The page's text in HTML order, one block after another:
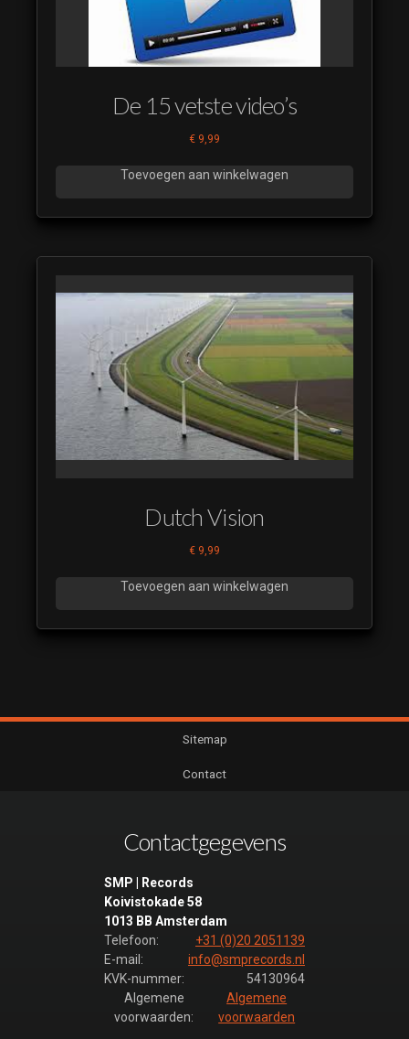
De 15 vetste video’s
€ 9,99
Toevoegen aan winkelwagen
Dutch Vision
€ 9,99
Toevoegen aan winkelwagen
Sitemap
Contact
Contactgegevens
SMP | Records
Koivistokade 58
1013 BB Amsterdam
Telefoon:
+31 (0)20 2051139
E-mail:
info@smprecords.nl
KVK-nummer:
54130964
Algemene
voorwaarden:
Algemene
voorwaarden